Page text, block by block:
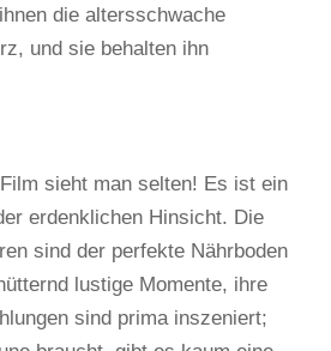
die altersschwache
und sie behalten ihn
sieht man selten! Es ist ein
erdenklichen Hinsicht. Die
sind der perfekte Nährboden
lustige Momente, ihre
sind prima inszeniert;